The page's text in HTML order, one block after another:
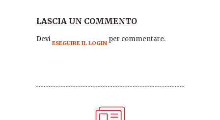
LASCIA UN COMMENTO
Devi ESEGUIRE IL LOGIN per commentare.